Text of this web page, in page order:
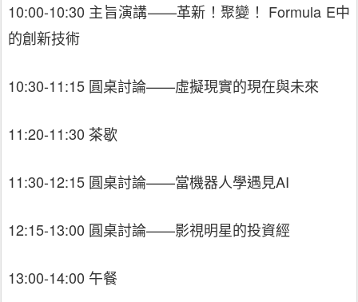
10:00-10:30 主旨演講——革新！聚變！ Formula E中
的創新技術
10:30-11:15 圓桌討論——虛擬現實的現在與未來
11:20-11:30 茶歇
11:30-12:15 圓桌討論——當機器人學遇見AI
12:15-13:00 圓桌討論——影視明星的投資經
13:00-14:00 午餐